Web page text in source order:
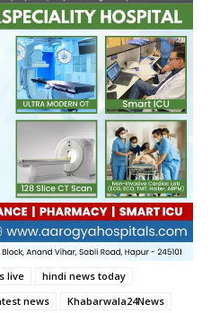
live
hindi news today
news
Khabarwala24News